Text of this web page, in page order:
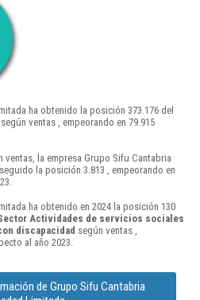
ha obtenido la posición 373.176 del
según ventas , empeorando en 79.915
ventas, la empresa Grupo Sifu Cantabria
la posición 3.813 , empeorando en
ha obtenido en 2024 la posición 130
Actividades de servicios sociales
discapacidad según ventas ,
al año 2023.
de Grupo Sifu Cantabria